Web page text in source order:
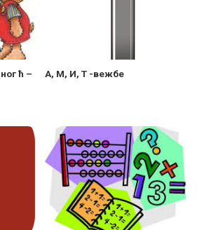
ћ –
А, М, И, Т -вежбе